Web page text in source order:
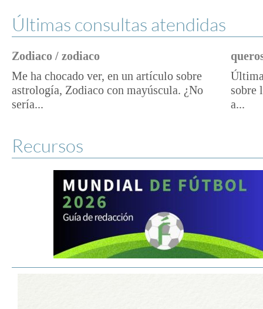
Últimas consultas atendidas
Zodiaco / zodiaco
Me ha chocado ver, en un artículo sobre
astrología, Zodiaco con mayúscula. ¿No
sería...
sobre
a...
Recursos